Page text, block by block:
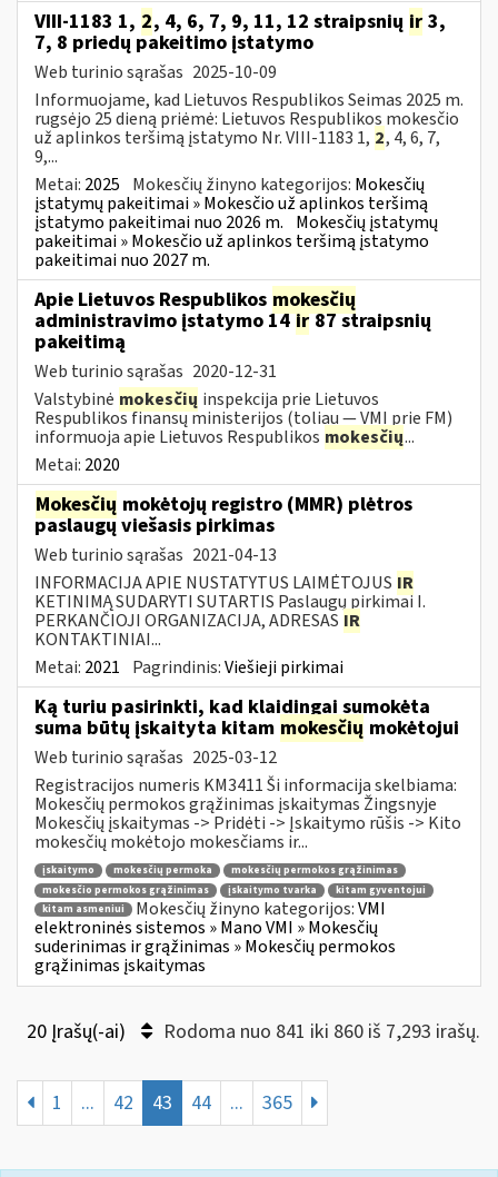
VIII-1183 1, 2, 4, 6, 7, 9, 11, 12 straipsnių ir 3,
7, 8 priedų pakeitimo įstatymo
Web turinio sąrašas 2025-10-09
Informuojame, kad Lietuvos Respublikos Seimas 2025 m.
rugsėjo 25 dieną priėmė: Lietuvos Respublikos mokesčio
už aplinkos teršimą įstatymo Nr. VIII-1183 1, 2, 4, 6, 7,
9,...
Metai: 2025 Mokesčių žinyno kategorijos: Mokesčių
įstatymų pakeitimai » Mokesčio už aplinkos teršimą
įstatymo pakeitimai nuo 2026 m. Mokesčių įstatymų
pakeitimai » Mokesčio už aplinkos teršimą įstatymo
pakeitimai nuo 2027 m.
Apie Lietuvos Respublikos mokesčių
administravimo įstatymo 14ir87 straipsnių
pakeitimą
Web turinio sąrašas 2020-12-31
Valstybinė mokesčių inspekcija prie Lietuvos
Respublikos finansų ministerijos (toliau — VMI prie FM)
informuoja apie Lietuvos Respublikos mokesčių...
Metai: 2020
Mokesčių mokėtojų registro (MMR) plėtros
paslaugų viešasis pirkimas
Web turinio sąrašas 2021-04-13
INFORMACIJA APIE NUSTATYTUS LAIMĖTOJUS IR
KETINIMĄ SUDARYTI SUTARTIS Paslaugų pirkimai I.
PERKANČIOJI ORGANIZACIJA, ADRESAS IR
KONTAKTINIAI...
Metai: 2021 Pagrindinis:Viešieji pirkimai
Ką turiu pasirinkti, kad klaidingai sumokėta
suma būtų įskaityta kitam mokesčių mokėtojui
Web turinio sąrašas 2025-03-12
Registracijos numeris KM3411 Ši informacija skelbiama:
Mokesčių permokos grąžinimas įskaitymas Žingsnyje
Mokesčių įskaitymas -> Pridėti -> Įskaitymo rūšis -> Kito
mokesčių mokėtojo mokesčiams ir...
įskaitymo mokesčių permoka
mokesčių permokos grąžinimas
mokesčio permokos grąžinimas
įskaitymo tvarka
kitam gyventojui
kitam asmeniui
Mokesčių žinyno kategorijos:VMI
elektroninės sistemos » Mano VMI » Mokesčių
suderinimas ir grąžinimas » Mokesčių permokos
grąžinimas įskaitymas
20 Įrašų(-ai) Rodoma nuo 841 iki 860 iš 7,293 irašų.
1 ... 42 43 44 ... 365